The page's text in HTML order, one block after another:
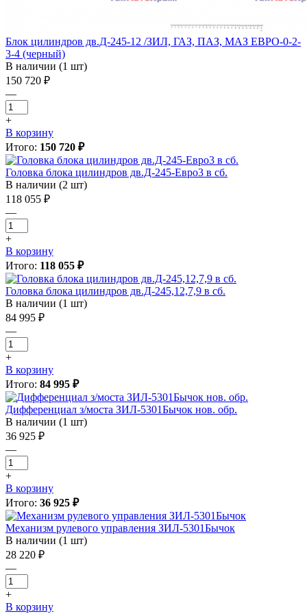
Блок цилиндров дв.Д-245-12 /ЗИЛ, ГАЗ, ПАЗ, МАЗ ЕВРО-0-2-
3-4 (черный)
В наличии (1 шт)
150 720 ₽
—
+
В корзину
Итого: 150 720 ₽
Головка блока цилиндров дв.Д-245-Евро3 в сб.
В наличии (2 шт)
118 055 ₽
—
+
В корзину
Итого: 118 055 ₽
Головка блока цилиндров дв.Д-245,12,7,9 в сб.
В наличии (1 шт)
84 995 ₽
—
+
В корзину
Итого: 84 995 ₽
Дифференциал з/моста ЗИЛ-5301Бычок нов. обр.
В наличии (1 шт)
36 925 ₽
—
+
В корзину
Итого: 36 925 ₽
Механизм рулевого управления ЗИЛ-5301Бычок
В наличии (1 шт)
28 220 ₽
—
+
В корзину